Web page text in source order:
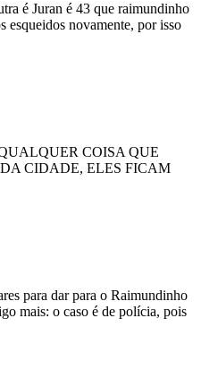
é Juran é 43 que raimundinho
esqueidos novamente, por isso
COISA QUE
CIDADE, ELES FICAM
para dar para o Raimundinho
mais: o caso é de polícia, pois